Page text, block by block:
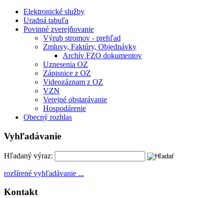
Elektronické služby
Uradná tabuľa
Povinné zverejňovanie
Výrub stromov - prehľad
Zmluvy, Faktúry, Objednávky
Archív FZO dokumentov
Uznesenia OZ
Zápisnice z OZ
Videozáznam z OZ
VZN
Verejné obstarávanie
Hospodárenie
Obecný rozhlas
Vyhľadávanie
Hľadaný výraz:
rozšírené vyhľadávanie ...
Kontakt